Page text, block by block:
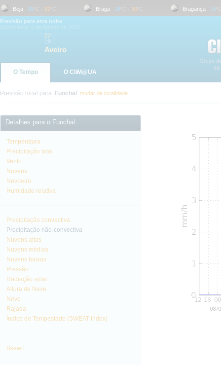
Beja 16 ºC- 37 ºC Braga 18 ºC- 30 ºC Bragança 16 ºC-
Previsão para esta noite
27
19
Aveiro
O Tempo O CliM@UA
Previsão local para: Funchal mudar de localidade
Detalhes para o Funchal
Temperatura
Precipitação total
Vento
Nuvens
Nevoeiro
Humidade relativa
Precipitação convectiva
Precipitação não-convectiva
Nuvens altas
Nuvens médias
Nuvens baixas
Pressão
Radiação solar
Altura de Neve
Neve
Rajada
Índice de Tempestade (SWEAT Index)
SkewT